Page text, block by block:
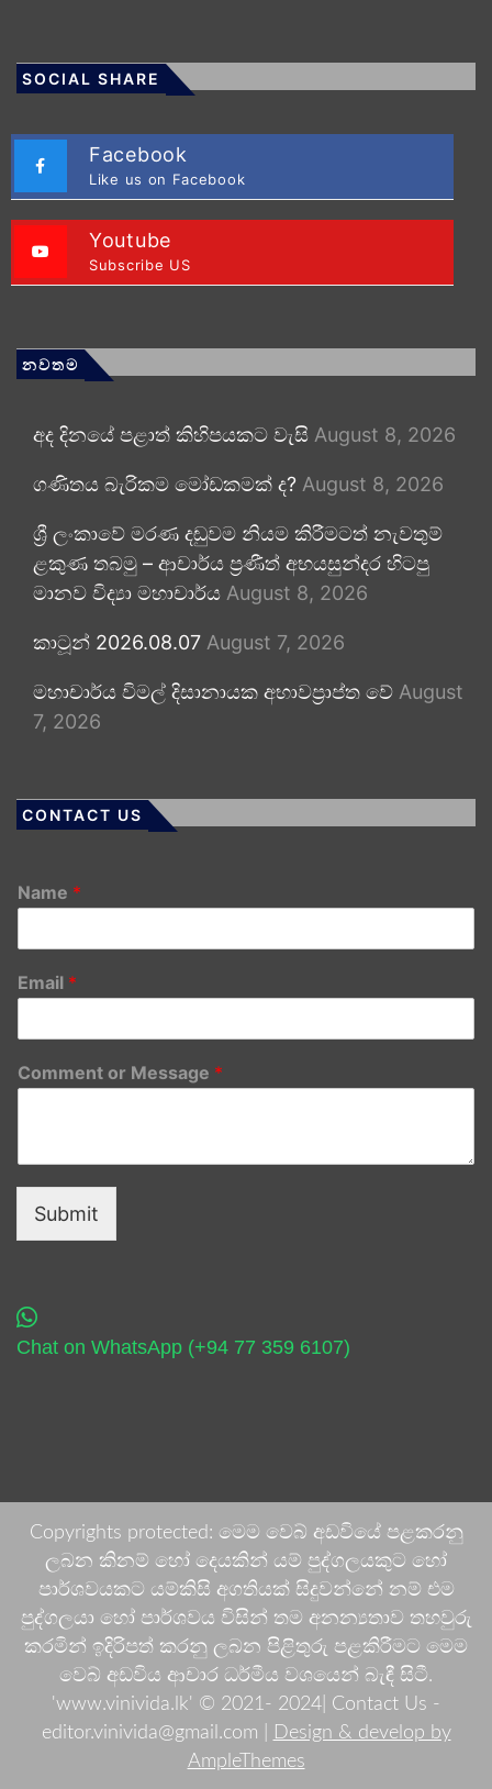
SOCIAL SHARE
Facebook
Like us on Facebook
Youtube
Subscribe US
නවතම
අද දිනයේ පළාත් කිහිපයකට වැසි August 8, 2026
ගණිතය බැරිකම මෝඩකමක් ද? August 8, 2026
ශ්‍රී ලංකාවේ මරණ දඬුවම නියම කිරීමටත් නැවතුම්
ළකුණ තබමු – ආචාර්ය ප්‍රණීත් අභයසුන්දර හිටපු
මානව විද්‍යා මහාචාර්ය August 8, 2026
කාටූන් 2026.08.07 August 7, 2026
මහාචාර්ය විමල් දිසානායක අභාවප්‍රාප්ත වේ August
7, 2026
CONTACT US
Name *
Email *
Comment or Message *
Submit
Chat on WhatsApp (+94 77 359 6107)
Copyrights protected: මෙම වෙබ් අඩවියේ පළකරනු
ලබන කිනම් හෝ දෙයකින් යම් පුද්ගලයකුට හෝ
පාර්ශවයකට යම්කිසි අගතියක් සිදුවන්නේ නම් එම
පුද්ගලයා හෝ පාර්ශවය විසින් තම අනන්‍යතාව තහවුරු
කරමින් ඉදිරිපත් කරනු ලබන පිළිතුරු පළකිරීමට මෙම
වෙබ් අඩවිය ආචාර ධර්මීය වශයෙන් බැඳී සිටී.
'www.vinivida.lk' © 2021- 2024| Contact Us -
editor.vinivida@gmail.com |
Design & develop by
AmpleThemes